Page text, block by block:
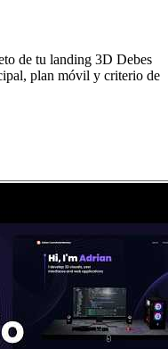
de tu landing 3D Debes
plan móvil y criterio de